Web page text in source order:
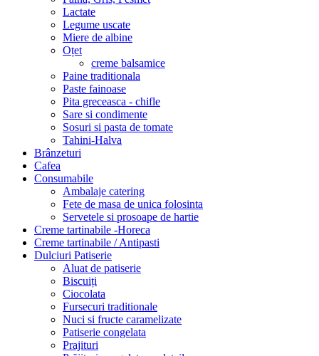
Lactate
Legume uscate
Miere de albine
Oțet
creme balsamice
Paine traditionala
Paste fainoase
Pita greceasca - chifle
Sare si condimente
Sosuri si pasta de tomate
Tahini-Halva
Brânzeturi
Cafea
Consumabile
Ambalaje catering
Fete de masa de unica folosinta
Servetele si prosoape de hartie
Creme tartinabile -Horeca
Creme tartinabile / Antipasti
Dulciuri Patiserie
Aluat de patiserie
Biscuiți
Ciocolata
Fursecuri traditionale
Nuci si fructe caramelizate
Patiserie congelata
Prajituri